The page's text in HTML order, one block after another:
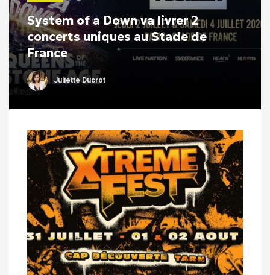
System of a Down va livrer 2
concerts uniques au Stade de
France
Juliette Ducrot